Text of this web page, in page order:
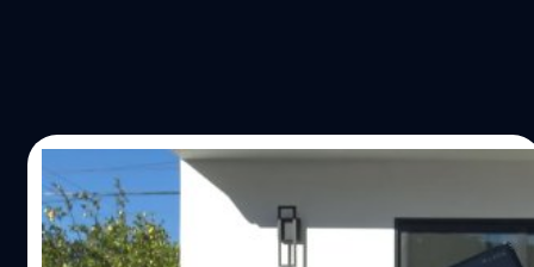
เผยคลิปทดสอบ Galaxy S23 Ultra: แม้จออึด
ขึ้น แต่ตกพื้นคอนกรีตก็แตกอยู่ดี!